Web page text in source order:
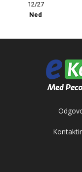
12/27
Ned